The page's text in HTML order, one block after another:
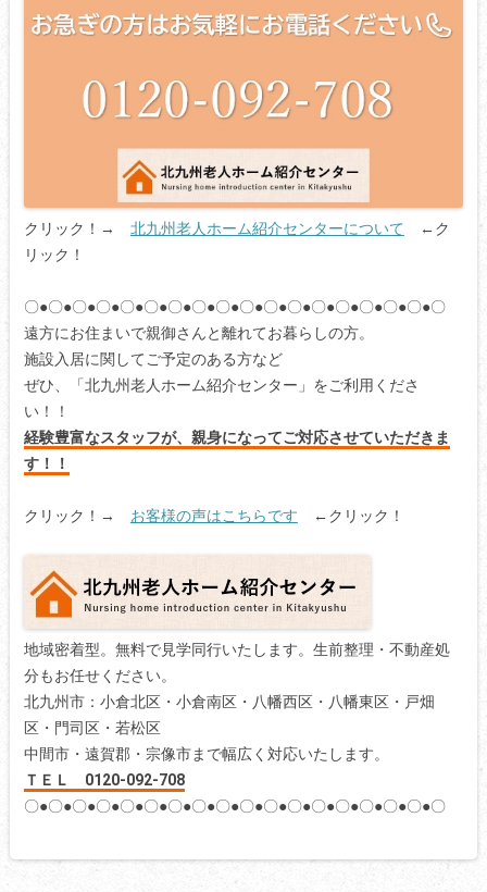
クリック！→ 北九州老人ホーム紹介センターについて ←ク
リック！
〇●〇●〇●〇●〇●〇●〇●〇●〇●〇●〇●〇●〇●〇●〇●〇●〇●〇
遠方にお住まいで親御さんと離れてお暮らしの方。
施設入居に関してご予定のある方など
ぜひ、「北九州老人ホーム紹介センター」をご利用くださ
い！！
経験豊富なスタッフが、親身になってご対応させていただきま
す！！
クリック！→ お客様の声はこちらです ←クリック！
地域密着型。無料で見学同行いたします。生前整理・不動産処
分もお任せください。
北九州市：小倉北区・小倉南区・八幡西区・八幡東区・戸畑
区・門司区・若松区
中間市・遠賀郡・宗像市まで幅広く対応いたします。
ＴＥＬ 0120-092-708
〇●〇●〇●〇●〇●〇●〇●〇●〇●〇●〇●〇●〇●〇●〇●〇●〇●〇